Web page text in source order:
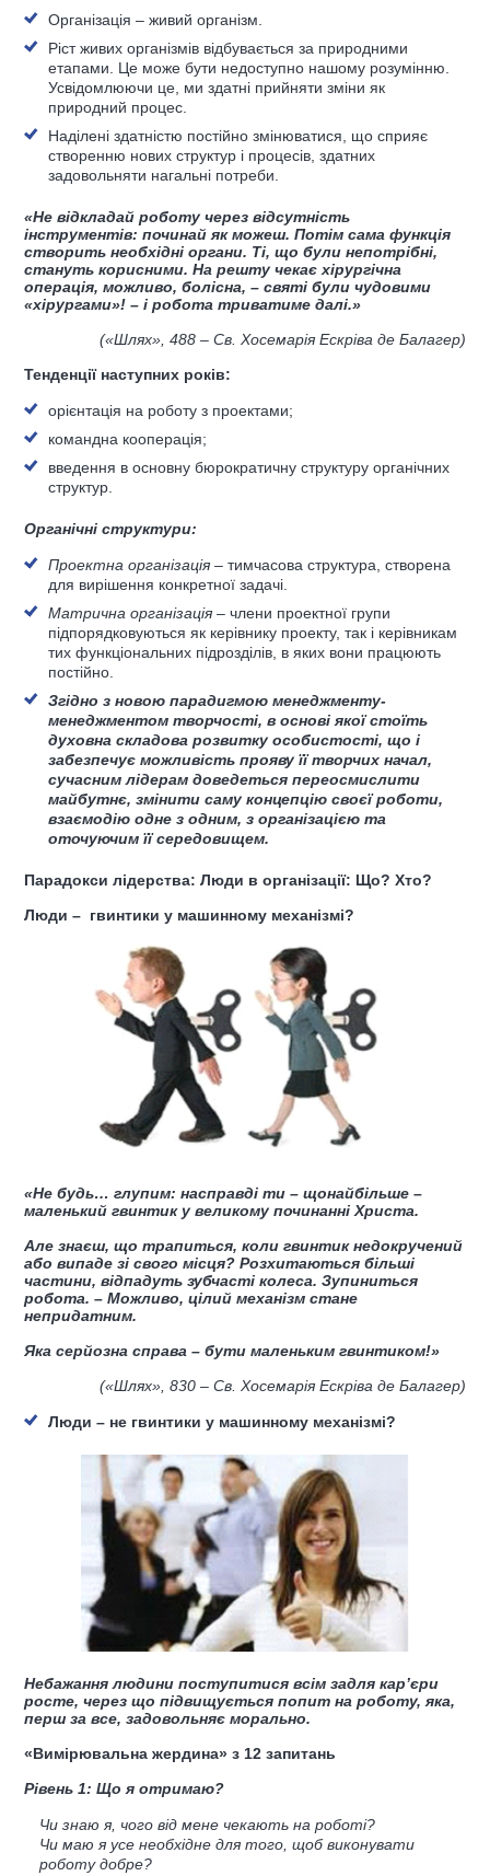
Організація – живий організм.
Ріст живих організмів відбувається за природними
етапами. Це може бути недоступно нашому розумінню.
Усвідомлюючи це, ми здатні прийняти зміни як
природний процес.
Наділені здатністю постійно змінюватися, що сприяє
створенню нових структур і процесів, здатних
задовольняти нагальні потреби.
«Не відкладай роботу через відсутність
інструментів: починай як можеш. Потім сама функція
створить необхідні органи. Ті, що були непотрібні,
стануть корисними. На решту чекає хірургічна
операція, можливо, болісна, – святі були чудовими
«хірургами»! – і робота триватиме далі.»
(«Шлях», 488 – Св. Хосемарія Ескріва де Балагер)
Тенденції наступних років:
орієнтація на роботу з проектами;
командна кооперація;
введення в основну бюрократичну структуру органічних
структур.
Органічні структури:
Проектна організація – тимчасова структура, створена
для вирішення конкретної задачі.
Матрична організація – члени проектної групи
підпорядковуються як керівнику проекту, так і керівникам
тих функціональних підрозділів, в яких вони працюють
постійно.
Згідно з новою парадигмою менеджменту-
менеджментом творчості, в основі якої стоїть
духовна складова розвитку особистості, що і
забезпечує можливість прояву її творчих начал,
сучасним лідерам доведеться переосмислити
майбутнє, змінити саму концепцію своєї роботи,
взаємодію одне з одним, з організацією та
оточуючим її середовищем.
Парадокси лідерства: Люди в організації: Що? Хто?
Люди – гвинтики у машинному механізмі?
«Не будь… глупим: насправді ти – щонайбільше –
маленький гвинтик у великому починанні Христа.
Але знаєш, що трапиться, коли гвинтик недокручений
або випаде зі свого місця? Розхитаються більші
частини, відпадуть зубчасті колеса. Зупиниться
робота. – Можливо, цілий механізм стане
непридатним.
Яка серйозна справа – бути маленьким гвинтиком!»
(«Шлях», 830 – Св. Хосемарія Ескріва де Балагер)
Люди – не гвинтики у машинному механізмі?
Небажання людини поступитися всім задля кар’єри
росте, через що підвищується попит на роботу, яка,
перш за все, задовольняє морально.
«Вимірювальна жердина» з 12 запитань
Рівень 1: Що я отримаю?
Чи знаю я, чого від мене чекають на роботі?
Чи маю я усе необхідне для того, щоб виконувати
роботу добре?